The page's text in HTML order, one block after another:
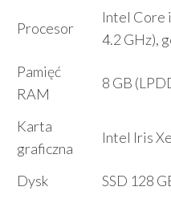
Procesor
Intel Core
4.2 GHz),
Pamięć
RAM
8 GB
Karta
graficzna
Intel Iris Xe
Dysk SSD 128